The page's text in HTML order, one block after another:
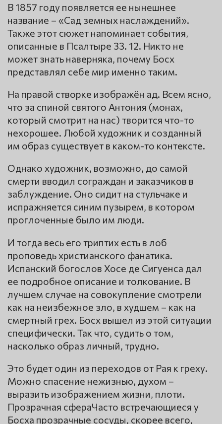
В 1857 году появляется ее нынешнее
название – «Сад земных наслаждений».
Также этот сюжет напоминает события,
описанные в Псалтыре 33. 12. Никто не
может знать наверняка, почему Босх
представлял себе мир именно таким.
На правой створке изображён ад. Всем ясно,
что за спиной святого Антония (монах,
который смотрит на нас) творится что-то
нехорошее. Любой художник и созданный
им образ существует в каком-то контексте.
Однако художник, возможно, до самой
смерти вводил сограждан и заказчиков в
заблуждение. Оно сидит на стульчаке и
испражняется синим пузырем, в котором
проглоченные было им люди.
И тогда весь его триптих есть в лоб
проповедь христианского фанатика.
Испанский богослов Хосе де Сигуенса дал
ее подробное описание и толкование. В
лучшем случае на совокупление смотрели
как на неизбежное зло, в худшем – как на
смертный грех. Босх вышел из этой ситуации
специфически. Так что, судить о том,
насколько образ личный, трудно.
Это будет один из переходов от Рая к греху.
Можно спасение нежизнью, духом –
выразить изображением жизни, плоти.
Прозрачная сфераЧасто встречающиеся у
Босха прозрачные сосуды, скорее всего,